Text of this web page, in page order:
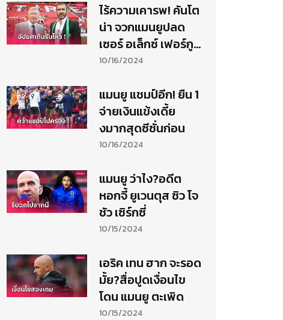
ไร้ความเคารพ! คันโต
น่า จวกแมนยูปลด
เซอร์ อเล็กซ์ เฟอร์กู
สัน
10/16/2024
แมนยู แชมป์อีก! ยืน 1
จ่ายเงินแข้งเดี้ย
งมากสุดซีซั่นก่อน
10/16/2024
แมนยู ว่าไง?อดีต
หอกจี้ ยูเวนตุส ซิว โจ
ชัว เซิร์กซี่
10/15/2024
เอริค เทน ฮาก จะรอด
มั้ย?สื่อปูดเงื่อนไข
โดน แมนยู ตะเพิด
10/15/2024